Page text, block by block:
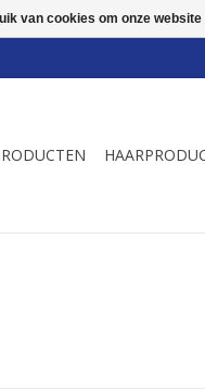
van cookies om onze